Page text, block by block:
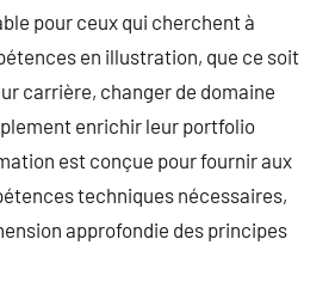
pour ceux qui cherchent à
en illustration, que ce soit
carrière, changer de domaine
enrichir leur portfolio
est conçue pour fournir aux
techniques nécessaires,
approfondie des principes